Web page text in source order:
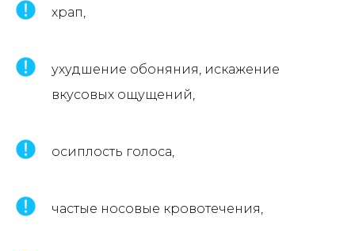
храп,
ухудшение обоняния, искажение
вкусовых ощущений,
осиплость голоса,
частые носовые кровотечения,